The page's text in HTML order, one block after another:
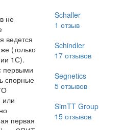
не
ведется
(только
1С).
первыми
спорные
первая
Schaller
1 отзыв
Schindler
17отзывов
Segnetics
5отзывов
SimTT Group
15отзывов